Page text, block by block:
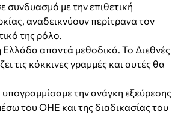
συνδυασμό με την επιθετική
αναδεικνύουν περίτρανα τον
της ρόλο.
Ελλάδα απαντά μεθοδικά. Το Διεθνές
τις κόκκινες γραμμές και αυτές θα
την ανάγκη εξεύρεσης
του ΟΗΕ και της διαδικασίας του